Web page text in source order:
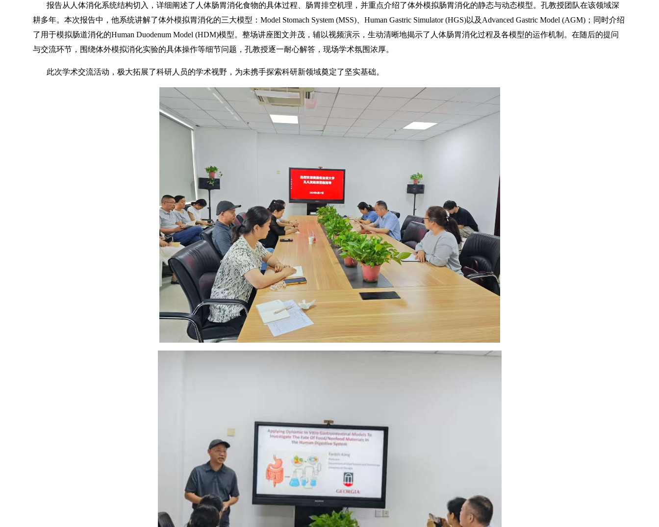
报告从人体消化系统结构切入，详细阐述了人体肠胃消化食物的具体过程、肠胃排空机理，并重点介绍了体外模拟肠胃消化的静态与动态模型。孔教授团队在该领域深
耕多年。本次报告中，他系统讲解了体外模拟胃消化的三大模型：Model Stomach System (MSS)、Human Gastric Simulator (HGS)以及Advanced Gastric Model (AGM)；同时介绍
了用于模拟肠道消化的Human Duodenum Model (HDM)模型。整场讲座图文并茂，辅以视频演示，生动清晰地揭示了人体肠胃消化过程及各模型的运作机制。在随后的提问
与交流环节，围绕体外模拟消化实验的具体操作等细节问题，孔教授逐一耐心解答，现场学术氛围浓厚。
此次学术交流活动，极大拓展了科研人员的学术视野，为未携手探索科研新领域奠定了坚实基础。